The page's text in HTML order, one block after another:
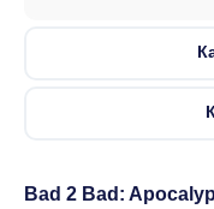
Bad 2 Bad: